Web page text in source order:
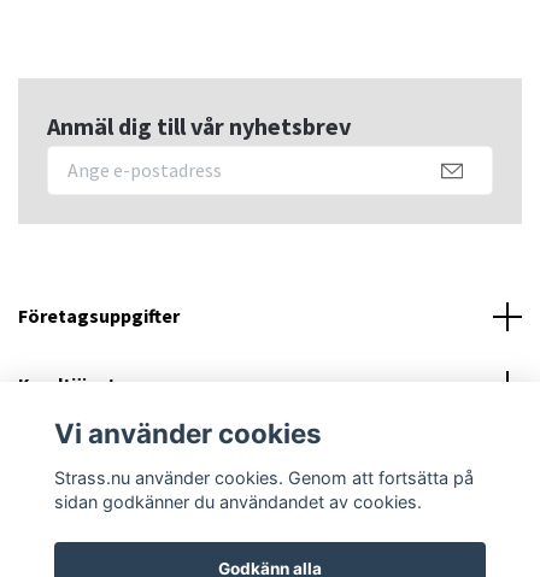
Anmäl dig till vår nyhetsbrev
Företagsuppgifter
Kundtjänst
Vi använder cookies
Strass.nu använder cookies. Genom att fortsätta på
sidan godkänner du användandet av cookies.
Godkänn alla